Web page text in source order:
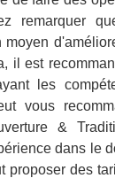
remarquer
moyen
il est
les
vous
&
dans le
proposer des